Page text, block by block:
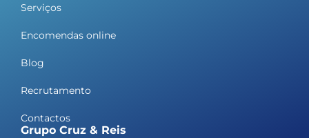
Serviços
Encomendas online
Blog
Recrutamento
Contactos
Grupo Cruz & Reis